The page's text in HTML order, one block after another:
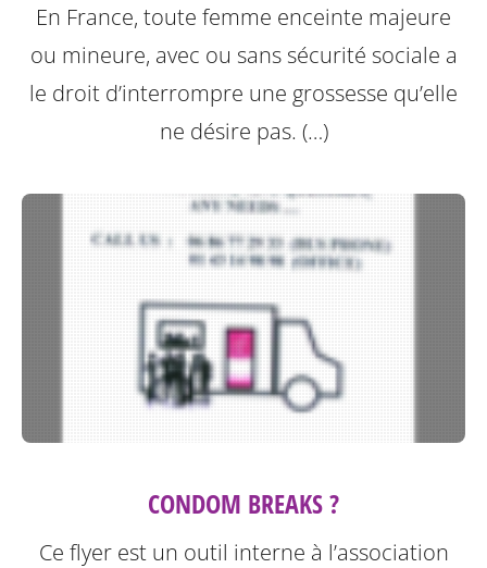
En France, toute femme enceinte majeure
ou mineure, avec ou sans sécurité sociale a
le droit d’interrompre une grossesse qu’elle
ne désire pas. (…)
CONDOM BREAKS ?
Ce flyer est un outil interne à l’association